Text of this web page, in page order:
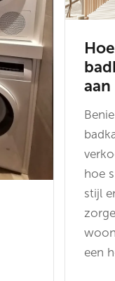
hoe
stijl
een